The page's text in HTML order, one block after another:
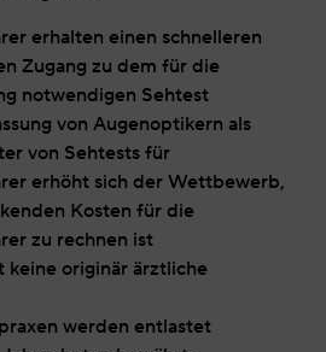
erhalten einen schnelleren
Zugang zu dem für die
notwendigen Sehtest
von Augenoptikern als
von Sehtests für
erhöht sich der Wettbewerb,
Kosten für die
zu rechnen ist
keine originär ärztliche
werden entlastet